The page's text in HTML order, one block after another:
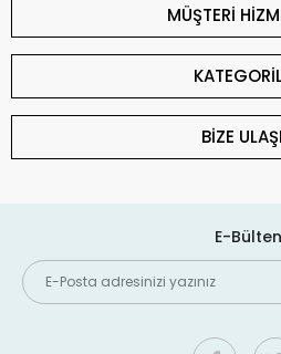
MÜŞTERİ
BİZE
E-Bülten